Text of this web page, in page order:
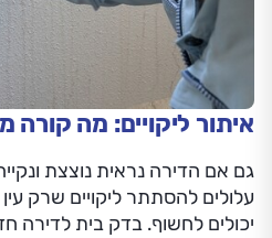
איתור ליקויים: מה
גם אם הדירה נראית נוצצת
עלולים להסתתר ליקויים שרק
יכולים לחשוף. בדק בית